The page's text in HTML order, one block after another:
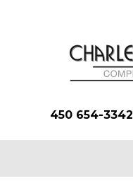
450 654-3342